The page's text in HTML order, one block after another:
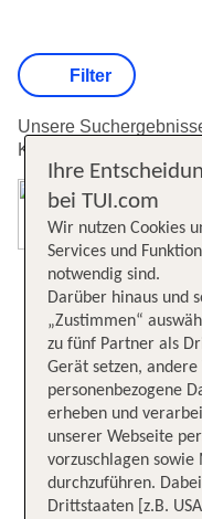
Unsere
Kriterien sortiert.
Filter
Ihre
bei TUI.com
Wir nutzen Cookies
Services und
notwendig sind.
Darüber hinaus und
„Zustimmen“
zu fünf Partner als
Gerät setzen,
personenbezogene
erheben und
unserer Webseite
vorzuschlagen sowie
durchzuführen.
Drittstaaten [z.B.